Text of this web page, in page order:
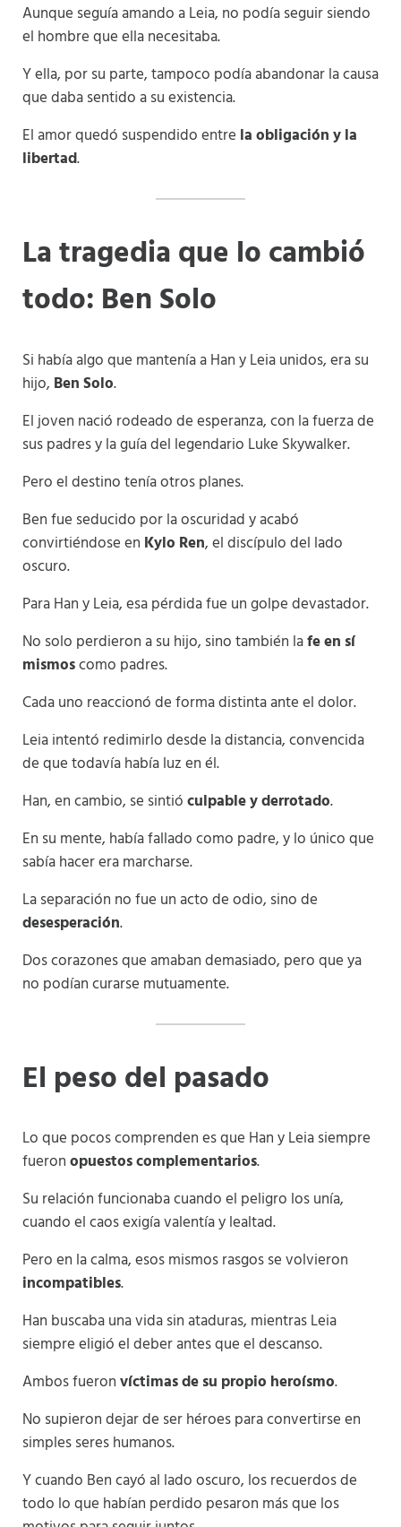
Aunque seguía amando a Leia, no podía seguir siendo
el hombre que ella necesitaba.
Y ella, por su parte, tampoco podía abandonar la causa
que daba sentido a su existencia.
El amor quedó suspendido entre la obligación y la
libertad.
La tragedia que lo cambió
todo: Ben Solo
Si había algo que mantenía a Han y Leia unidos, era su
hijo, Ben Solo.
El joven nació rodeado de esperanza, con la fuerza de
sus padres y la guía del legendario Luke Skywalker.
Pero el destino tenía otros planes.
Ben fue seducido por la oscuridad y acabó
convirtiéndose en Kylo Ren, el discípulo del lado
oscuro.
Para Han y Leia, esa pérdida fue un golpe devastador.
No solo perdieron a su hijo, sino también lafe en sí
mismoscomo padres.
Cada uno reaccionó de forma distinta ante el dolor.
Leia intentó redimirlo desde la distancia, convencida
de que todavía había luz en él.
Han, en cambio, se sintióculpable y derrotado.
En su mente, había fallado como padre, y lo único que
sabía hacer era marcharse.
La separación no fue un acto de odio, sino de
desesperación.
Dos corazones que amaban demasiado, pero que ya
no podían curarse mutuamente.
El peso del pasado
Lo que pocos comprenden es que Han y Leia siempre
fueronopuestos complementarios.
Su relación funcionaba cuando el peligro los unía,
cuando el caos exigía valentía y lealtad.
Pero en la calma, esos mismos rasgos se volvieron
incompatibles.
Han buscaba una vida sin ataduras, mientras Leia
siempre eligió el deber antes que el descanso.
Ambos fueronvíctimas de su propio heroísmo.
No supieron dejar de ser héroes para convertirse en
simples seres humanos.
Y cuando Ben cayó al lado oscuro, los recuerdos de
todo lo que habían perdido pesaron más que los